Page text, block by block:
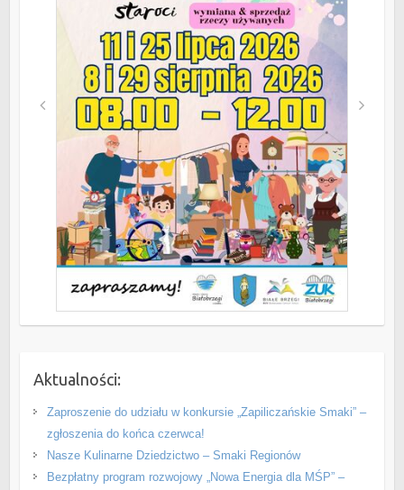
Aktualności:
Zaproszenie do udziału w konkursie „Zapiliczańskie Smaki” –
zgłoszenia do końca czerwca!
Nasze Kulinarne Dziedzictwo – Smaki Regionów
Bezpłatny program rozwojowy „Nowa Energia dla MŚP” –